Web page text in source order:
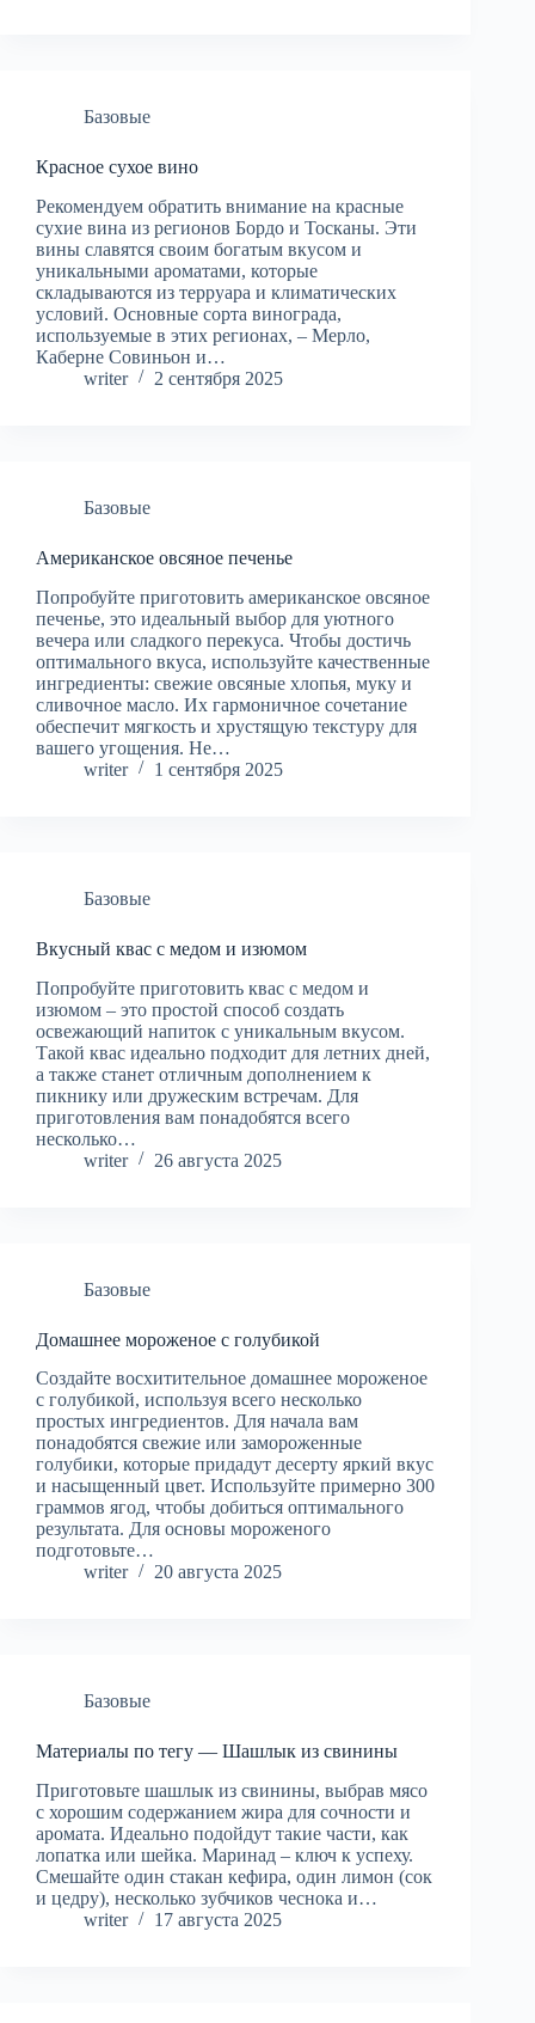
Базовые
Красное сухое вино
Рекомендуем обратить внимание на красные
сухие вина из регионов Бордо и Тосканы. Эти
вины славятся своим богатым вкусом и
уникальными ароматами, которые
складываются из терруара и климатических
условий. Основные сорта винограда,
используемые в этих регионах, – Мерло,
Каберне Совиньон и…
writer
2 сентября 2025
Базовые
Американское овсяное печенье
Попробуйте приготовить американское овсяное
печенье, это идеальный выбор для уютного
вечера или сладкого перекуса. Чтобы достичь
оптимального вкуса, используйте качественные
ингредиенты: свежие овсяные хлопья, муку и
сливочное масло. Их гармоничное сочетание
обеспечит мягкость и хрустящую текстуру для
вашего угощения. Не…
writer
1 сентября 2025
Базовые
Вкусный квас с медом и изюмом
Попробуйте приготовить квас с медом и
изюмом – это простой способ создать
освежающий напиток с уникальным вкусом.
Такой квас идеально подходит для летних дней,
а также станет отличным дополнением к
пикнику или дружеским встречам. Для
приготовления вам понадобятся всего
несколько…
writer
26 августа 2025
Базовые
Домашнее мороженое с голубикой
Создайте восхитительное домашнее мороженое
с голубикой, используя всего несколько
простых ингредиентов. Для начала вам
понадобятся свежие или замороженные
голубики, которые придадут десерту яркий вкус
и насыщенный цвет. Используйте примерно 300
граммов ягод, чтобы добиться оптимального
результата. Для основы мороженого
подготовьте…
writer
20 августа 2025
Базовые
Материалы по тегу — Шашлык из свинины
Приготовьте шашлык из свинины, выбрав мясо
с хорошим содержанием жира для сочности и
аромата. Идеально подойдут такие части, как
лопатка или шейка. Маринад – ключ к успеху.
Смешайте один стакан кефира, один лимон (сок
и цедру), несколько зубчиков чеснока и…
writer
17 августа 2025